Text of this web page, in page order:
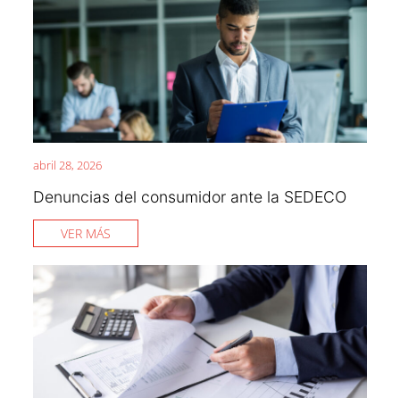
abril 28, 2026
Denuncias del consumidor ante la SEDECO
VER MÁS